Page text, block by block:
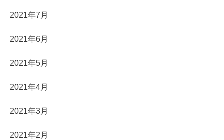
2021年7月
2021年6月
2021年5月
2021年4月
2021年3月
2021年2月